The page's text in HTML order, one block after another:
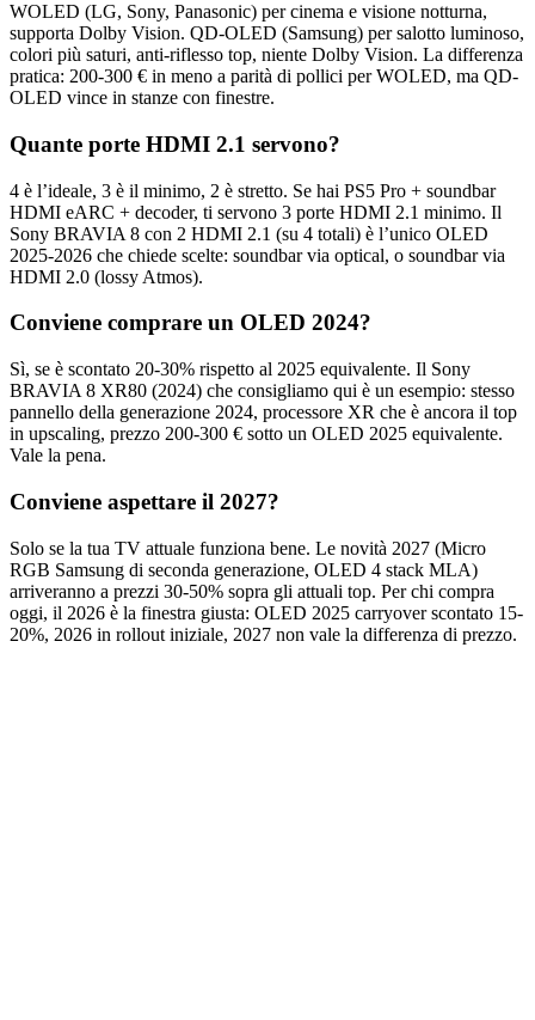
WOLED (LG, Sony, Panasonic) per cinema e visione notturna,
supporta Dolby Vision. QD-OLED (Samsung) per salotto luminoso,
colori più saturi, anti-riflesso top, niente Dolby Vision. La differenza
pratica: 200-300 € in meno a parità di pollici per WOLED, ma QD-
OLED vince in stanze con finestre.
Quante porte HDMI 2.1 servono?
4 è l’ideale, 3 è il minimo, 2 è stretto. Se hai PS5 Pro + soundbar
HDMI eARC + decoder, ti servono 3 porte HDMI 2.1 minimo. Il
Sony BRAVIA 8 con 2 HDMI 2.1 (su 4 totali) è l’unico OLED
2025-2026 che chiede scelte: soundbar via optical, o soundbar via
HDMI 2.0 (lossy Atmos).
Conviene comprare un OLED 2024?
Sì, se è scontato 20-30% rispetto al 2025 equivalente. Il Sony
BRAVIA 8 XR80 (2024) che consigliamo qui è un esempio: stesso
pannello della generazione 2024, processore XR che è ancora il top
in upscaling, prezzo 200-300 € sotto un OLED 2025 equivalente.
Vale la pena.
Conviene aspettare il 2027?
Solo se la tua TV attuale funziona bene. Le novità 2027 (Micro
RGB Samsung di seconda generazione, OLED 4 stack MLA)
arriveranno a prezzi 30-50% sopra gli attuali top. Per chi compra
oggi, il 2026 è la finestra giusta: OLED 2025 carryover scontato 15-
20%, 2026 in rollout iniziale, 2027 non vale la differenza di prezzo.